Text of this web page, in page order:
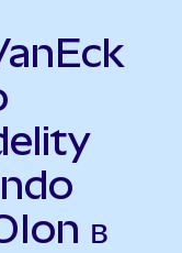
в